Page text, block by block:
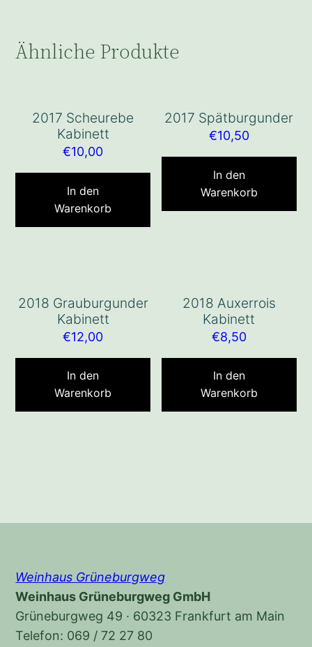
Ähnliche Produkte
2017 Scheurebe
Kabinett
€10,00
In den
Warenkorb
2017 Spätburgunder
€10,50
In den
Warenkorb
2018 Grauburgunder
Kabinett
€12,00
In den
Warenkorb
2018 Auxerrois
Kabinett
€8,50
In den
Warenkorb
Weinhaus Grüneburgweg
Weinhaus Grüneburgweg GmbH
Grüneburgweg 49 · 60323 Frankfurt am Main
Telefon: 069 / 72 27 80